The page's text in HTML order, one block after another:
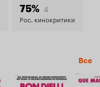
75% 4
Рос. кинокритики
Все